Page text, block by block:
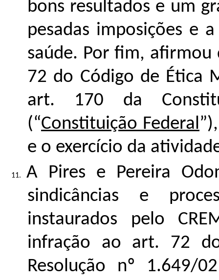
bons resultados e um
pesadas imposições e
saúde. Por fim, afirmou
72 do Código de Ética
art. 170 da
(“Constituição Federal
e o exercício da
A Pires e Pereira
sindicâncias e
instaurados pelo
infração ao art. 72
Resolução nº 1.649/